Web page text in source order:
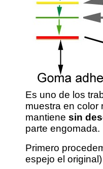
Es uno de los
muestra en color
mantiene sin
parte engomada.
Primero
espejo el